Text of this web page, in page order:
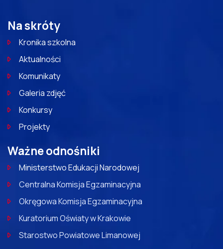
Na skróty
Kronika szkolna
Aktualności
Komunikaty
Galeria zdjęć
Konkursy
Projekty
Ważne odnośniki
Ministerstwo Edukacji Narodowej
Centralna Komisja Egzaminacyjna
Okręgowa Komisja Egzaminacyjna
Kuratorium Oświaty w Krakowie
Starostwo Powiatowe Limanowej